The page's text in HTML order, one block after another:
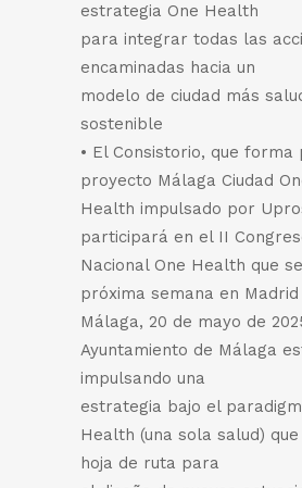
estrategia One Health
para integrar todas las
encaminadas hacia un
modelo de ciudad más
sostenible
• El Consistorio, que
proyecto Málaga Ciudad
Health impulsado por
participará en el II
Nacional One Health que
próxima semana en Madrid
Málaga, 20 de mayo de
Ayuntamiento de Málaga
impulsando una
estrategia bajo el
Health (una sola salud)
hoja de ruta para